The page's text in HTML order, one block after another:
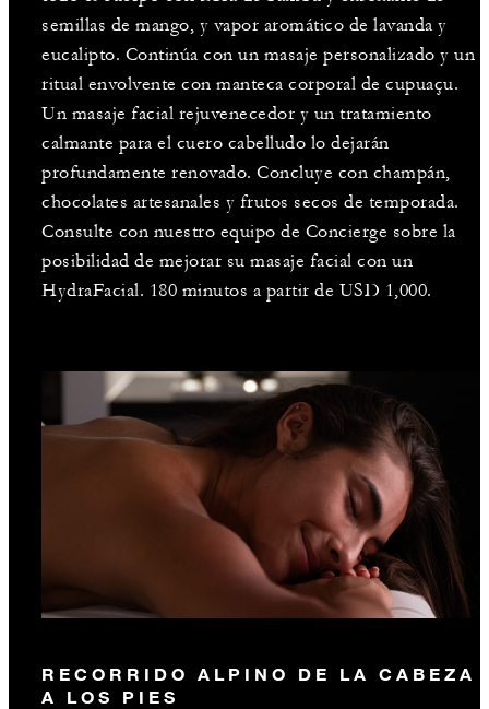
semillas de mango, y vapor aromático de lavanda y
eucalipto. Continúa con un masaje personalizado y un
ritual envolvente con manteca corporal de cupuaçu.
Un masaje facial rejuvenecedor y un tratamiento
calmante para el cuero cabelludo lo dejarán
profundamente renovado. Concluye con champán,
chocolates artesanales y frutos secos de temporada.
Consulte con nuestro equipo de Concierge sobre la
posibilidad de mejorar su masaje facial con un
HydraFacial. 180 minutos a partir de USD 1,000.
RECORRIDO ALPINO DE LA CABEZA
A LOS PIES